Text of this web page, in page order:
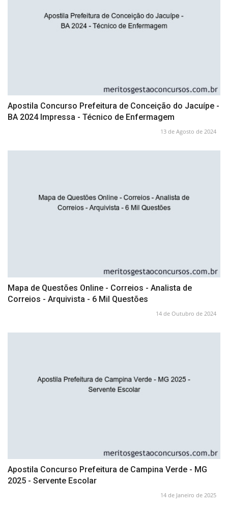
Apostila Concurso Prefeitura de Conceição do Jacuípe -
BA 2024 Impressa - Técnico de Enfermagem
13 de Agosto de 2024
Mapa de Questões Online - Correios - Analista de
Correios - Arquivista - 6 Mil Questões
14 de Outubro de 2024
Apostila Concurso Prefeitura de Campina Verde - MG
2025 - Servente Escolar
14 de Janeiro de 2025